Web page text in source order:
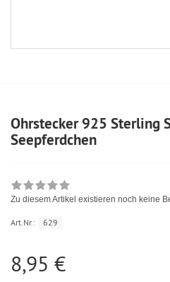
Ohrstecker 925 Sterling
Seepferdchen
Zu diesem Artikel existieren noch keine
Art.Nr.: 629
8,95 €